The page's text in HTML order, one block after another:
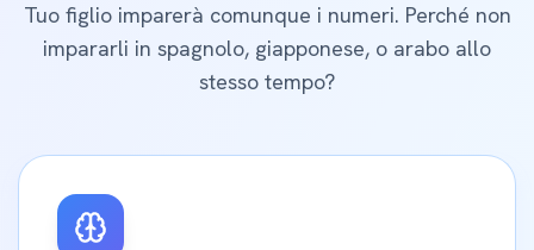
Tuo figlio imparerà comunque i numeri. Perché non
impararli in spagnolo, giapponese, o arabo allo
stesso tempo?